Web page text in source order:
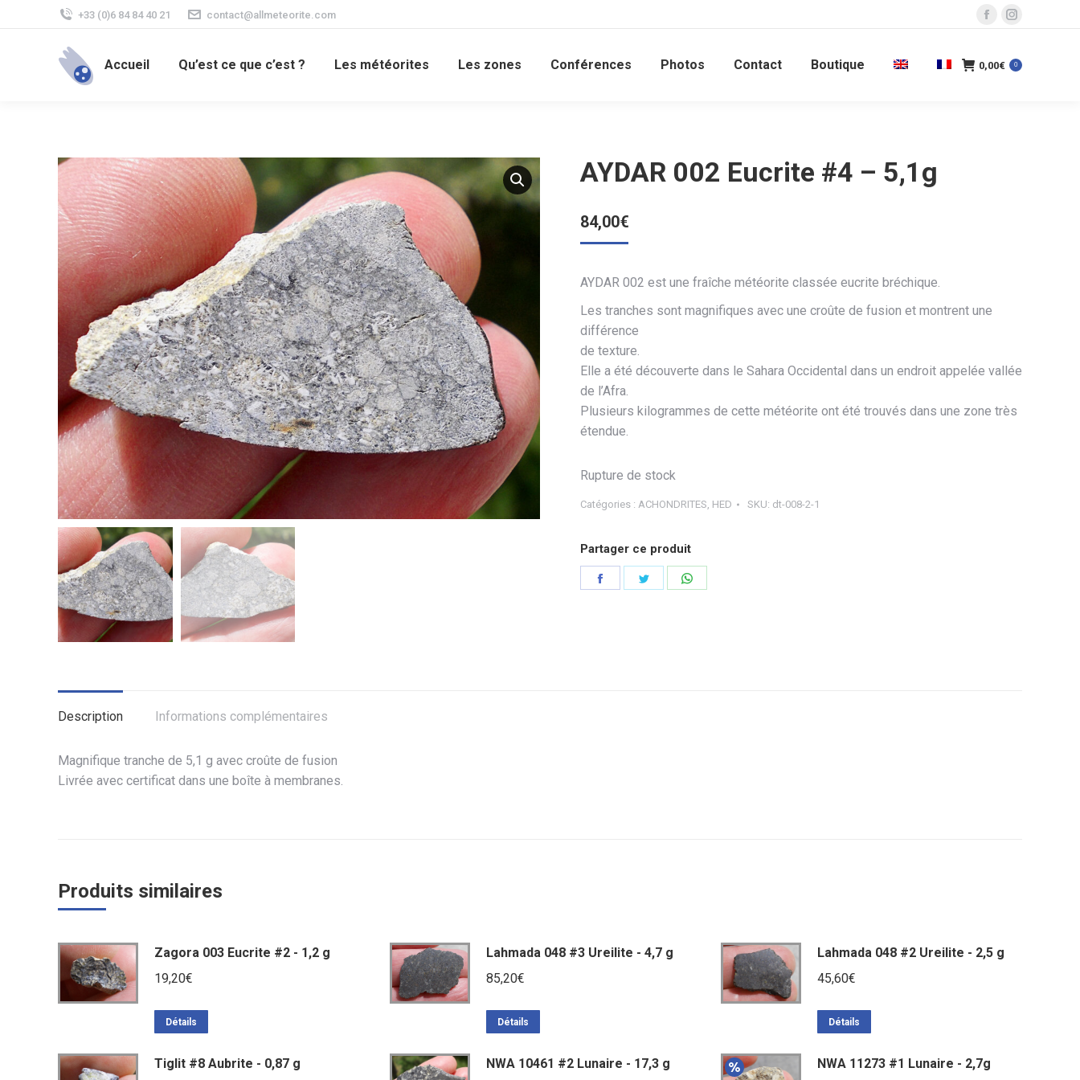
+33 (0)6 84 84 40 21 contact@allmeteorite.com
La
Facebook
La
Instagram
Accueil Qu’est ce que c’est ? Les météorites Les zones Conférences Photos Contact Boutique 0,00€ 0
AYDAR 002 Eucrite #4 – 5,1g
84,00€
AYDAR 002 est une fraîche météorite classée eucrite bréchique.
Les tranches sont magnifiques avec une croûte de fusion et montrent une
différence
de texture.
Elle a été découverte dans le Sahara Occidental dans un endroit appelée vallée
de l’Afra.
Plusieurs kilogrammes de cette météorite ont été trouvés dans une zone très
étendue.
Rupture de stock
Catégories : ACHONDRITES, HED SKU: dt-008-2-1
Partager ce produit
Partager Partager
Description Informations complémentaires
Magnifique tranche de 5,1 g avec croûte de fusion
Livrée avec certificat dans une boîte à membranes.
Produits similaires
Zagora 003 Eucrite #2 - 1,2 g
19,20€
Détails
Lahmada 048 #3 Ureilite - 4,7 g
85,20€
Détails
Lahmada 048 #2 Ureilite - 2,5 g
45,60€
Détails
Tiglit #8 Aubrite - 0,87 g
NWA 10461 #2 Lunaire - 17,3 g
NWA 11273 #1 Lunaire - 2,7g